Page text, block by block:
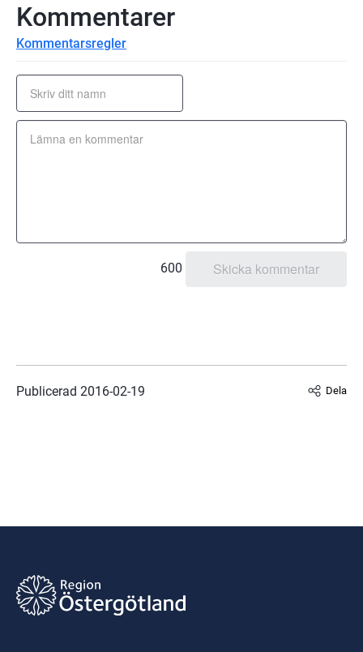
Kommentarsregler
Kommentarer
600
Publicerad 2016-02-19 Dela